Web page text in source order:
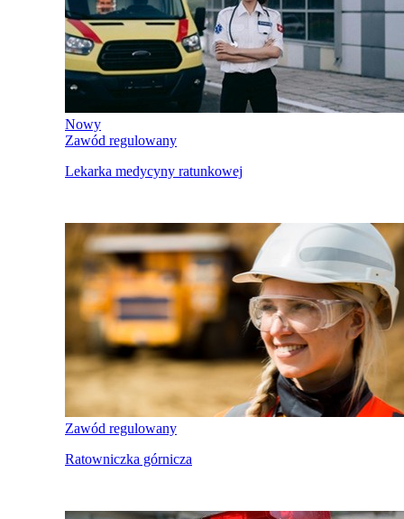
Nowy
Zawód regulowany
Lekarka medycyny ratunkowej
Zawód regulowany
Ratowniczka górnicza